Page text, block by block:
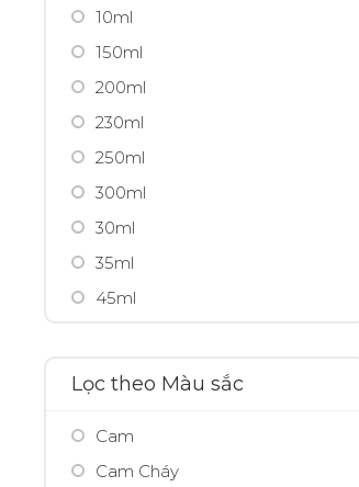
Anna Sui
Aprilskin
Aquafresh
Aquala
Aqualable
Aquaselin
Arganicare
Arm Hammer
Aroma
Ashley
Avene
Avon
10ml
150ml
200ml
230ml
250ml
300ml
30ml
35ml
45ml
75ml
95ml
Lọc theo Màu sắc
Cam
Cam Cháy